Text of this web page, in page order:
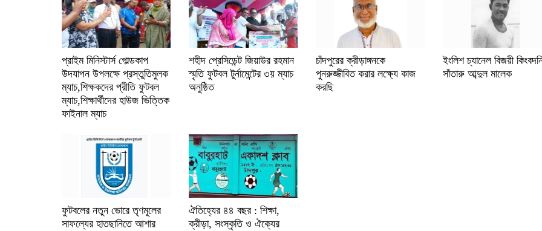
প্রাইম মিনিস্টার্স গোল্ডকাপ
উদযাপন উপলক্ষে প্রস্তুতিমুলক
ম্যাচ,শিক্ষকদের প্রীতি ফুটবল
ম্যাচ,শিক্ষার্থীদের হাউজ ভিত্তিক
ফাইনাল ম্যাচ
শহীদ প্রেসিডেন্ট জিয়াউর রহমান
স্মৃতি ফুটবল টুর্নামেন্টের ৩য় ম্যাচ
অনুষ্ঠিত
চাঁদপুরের ক্রীড়াঙ্গনকে
পুনরুজ্জীবিত করার লক্ষ্যে কাজ
করছি
ইংলিশ চ্যানেল বিজয়ী
সাঁতারু আব্দুল মালেক
ফুটবলের নতুন ভোরে তৃণমূলের
সাফল্যের হাতছানিতে আশার
ঐতিহ্যের ৪৪ বছর : শিক্ষা,
ক্রীড়া, সংস্কৃতি ও ঐক্যের